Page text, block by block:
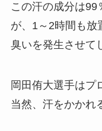
この汗の成分は99
が、1～2時間も放
臭いを発生させて
岡田侑大選手はプ
当然、汗をかかれ